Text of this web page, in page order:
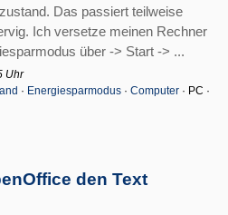
Das passiert teilweise
Ich versetze meinen Rechner
über -> Start -> ...
Uhr
· Energiesparmodus · Computer · PC ·
den Text